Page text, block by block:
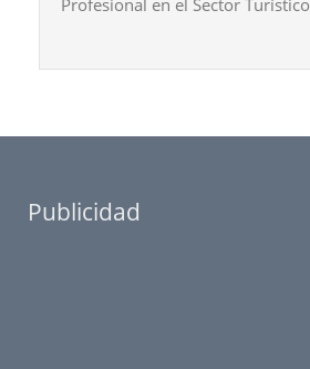
Profesional en el Sector Turístico
Publicidad